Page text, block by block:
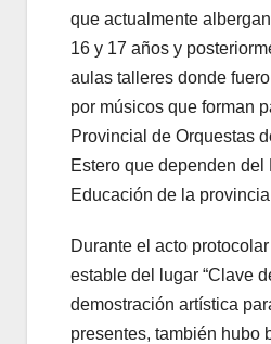
que actualmente
16 y 17 años y
aulas talleres donde
por músicos que forman
Provincial de Orquestas
Estero que dependen del
Educación de la
Durante el acto
estable del lugar “Clave
demostración artística
presentes, también hubo